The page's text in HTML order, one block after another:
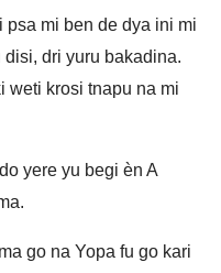
psa mi ben de dya ini mi
dri yuru bakadina.
weti krosi tnapu na mi
yere yu begi èn A
go na Yopa fu go kari